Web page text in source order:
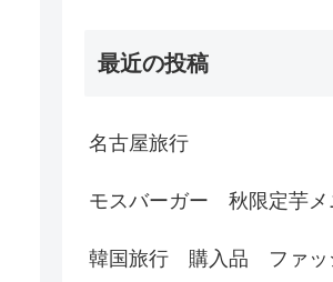
最近の投稿
名古屋旅行
モスバーガー 秋限定芋メ
韓国旅行 購入品 ファ